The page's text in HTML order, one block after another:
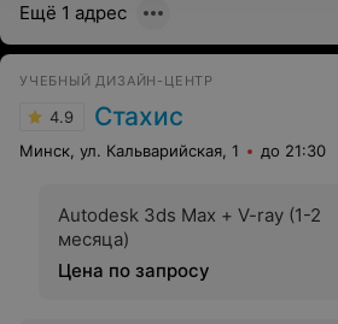
Ещё 1 адрес
УЧЕБНЫЙ ДИЗАЙН-ЦЕНТР
4.9 Стахис
Минск, ул. Кальварийская, 1 до 21:30
Autodesk 3ds Max + V-ray (1-2
месяца)
Цена по запросу